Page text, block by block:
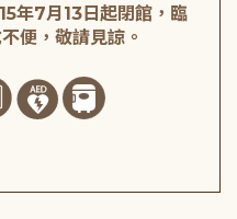
年7月13日起閉館，臨
便，敬請見諒。